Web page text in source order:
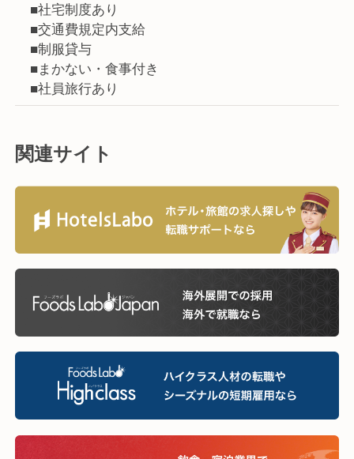
■社宅制度あり
■交通費規定内支給
■制服貸与
■まかない・食事付き
■社員旅行あり
関連サイト